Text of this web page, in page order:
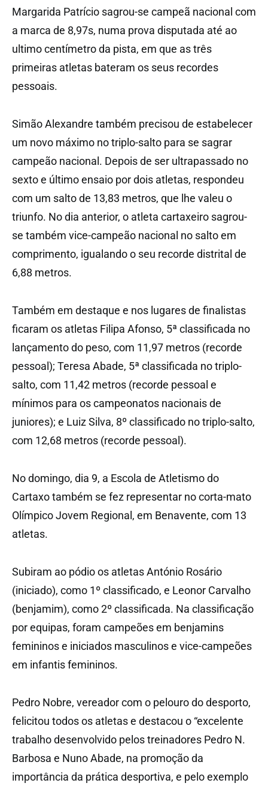
Margarida Patrício sagrou-se campeã nacional com
a marca de 8,97s, numa prova disputada até ao
ultimo centímetro da pista, em que as três
primeiras atletas bateram os seus recordes
pessoais.
Simão Alexandre também precisou de estabelecer
um novo máximo no triplo-salto para se sagrar
campeão nacional. Depois de ser ultrapassado no
sexto e último ensaio por dois atletas, respondeu
com um salto de 13,83 metros, que lhe valeu o
triunfo. No dia anterior, o atleta cartaxeiro sagrou-
se também vice-campeão nacional no salto em
comprimento, igualando o seu recorde distrital de
6,88 metros.
Também em destaque e nos lugares de finalistas
ficaram os atletas Filipa Afonso, 5ª classificada no
lançamento do peso, com 11,97 metros (recorde
pessoal); Teresa Abade, 5ª classificada no triplo-
salto, com 11,42 metros (recorde pessoal e
mínimos para os campeonatos nacionais de
juniores); e Luiz Silva, 8º classificado no triplo-salto,
com 12,68 metros (recorde pessoal).
No domingo, dia 9, a Escola de Atletismo do
Cartaxo também se fez representar no corta-mato
Olímpico Jovem Regional, em Benavente, com 13
atletas.
Subiram ao pódio os atletas António Rosário
(iniciado), como 1º classificado, e Leonor Carvalho
(benjamim), como 2º classificada. Na classificação
por equipas, foram campeões em benjamins
femininos e iniciados masculinos e vice-campeões
em infantis femininos.
Pedro Nobre, vereador com o pelouro do desporto,
felicitou todos os atletas e destacou o “excelente
trabalho desenvolvido pelos treinadores Pedro N.
Barbosa e Nuno Abade, na promoção da
importância da prática desportiva, e pelo exemplo